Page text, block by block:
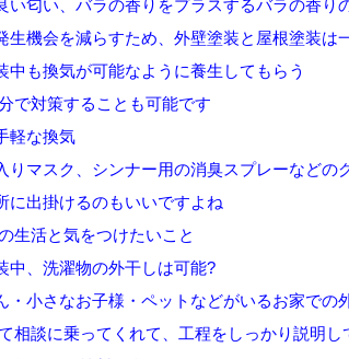
匂い、バラの香りをプラスするバラの香り
機会を減らすため、外壁塗装と屋根塗装は
も換気が可能なように養生してもらう
で対策することも可能です
な換気
マスク、シンナー用の消臭スプレーなどの
出掛けるのもいいですよね
生活と気をつけたいこと
、洗濯物の外干しは可能?
小さなお子様・ペットなどがいるお家での
相談に乗ってくれて、工程をしっかり説明し